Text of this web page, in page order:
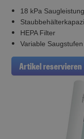
18 kPa Saugleistung
HEPA Filter
Variable Saugstufen
Artikel reservieren